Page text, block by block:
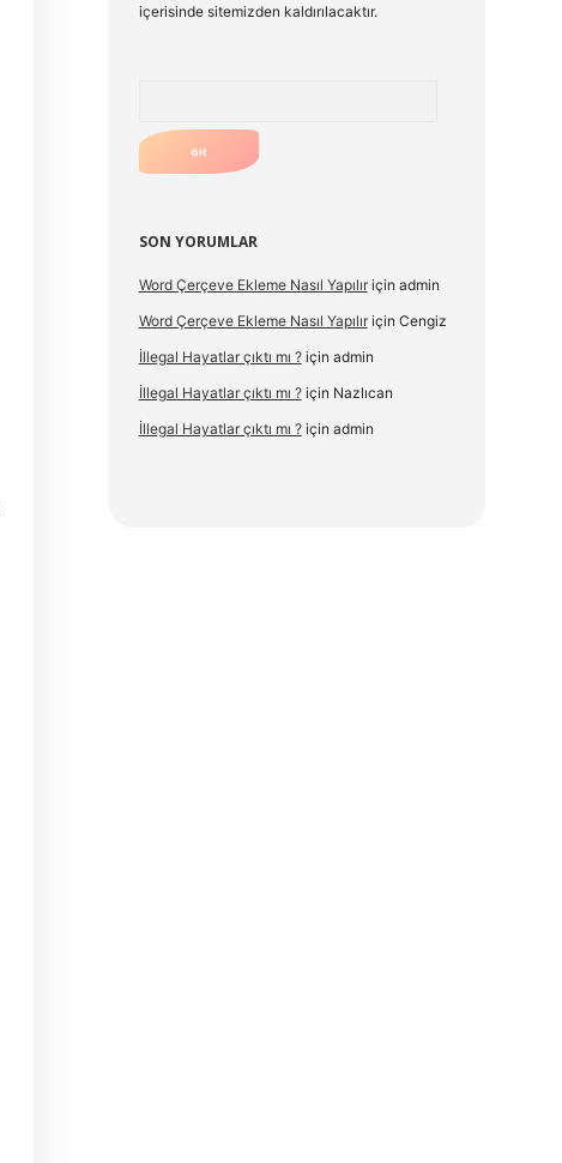
içerisinde sitemizden kaldırılacaktır.
SON YORUMLAR
Word Çerçeve Ekleme Nasıl Yapılıriçin admin
Word Çerçeve Ekleme Nasıl Yapılıriçin Cengiz
İllegal Hayatlar çıktı mı ?için admin
İllegal Hayatlar çıktı mı ?için Nazlıcan
İllegal Hayatlar çıktı mı ?için admin